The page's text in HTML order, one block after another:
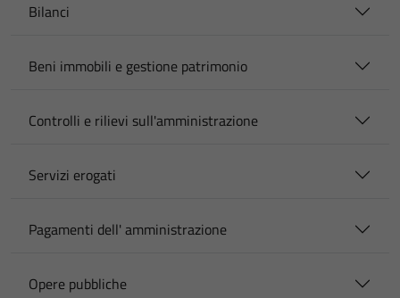
Bilanci
Beni immobili e gestione patrimonio
Controlli e rilievi sull'amministrazione
Servizi erogati
Pagamenti dell' amministrazione
Opere pubbliche